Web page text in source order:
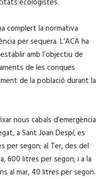
complert la normativa
per sequera. L’ACA ha
amb l’objectiu de
de les conques
de la població durant la
nous cabals d’emergència
a Sant Joan Despí, es
per segon; al Ter, des del
600 litres per segon; i a la
al mar, 40 litres per segon.